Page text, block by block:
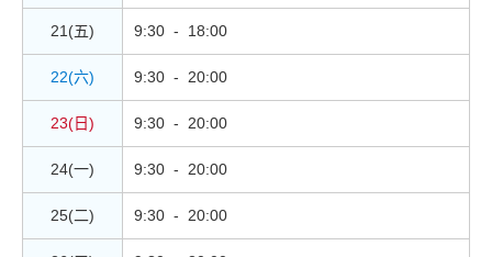
21(五) 9:30 - 18:00
22(六) 9:30 - 20:00
23(日) 9:30 - 20:00
24(一) 9:30 - 20:00
25(二) 9:30 - 20:00